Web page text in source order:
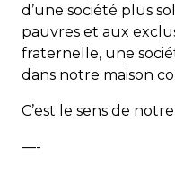
d’une société plus
pauvres et aux
fraternelle, une
dans notre maison
C’est le sens de
—-